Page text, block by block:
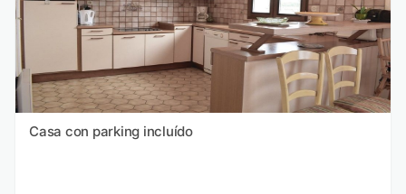
Casa con parking incluído